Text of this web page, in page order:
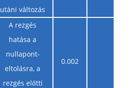
utáni változás
A rezgés
hatása a
nullapont-
eltolásra, a
rezgés előtti
0.002